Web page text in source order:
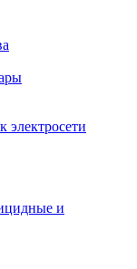
электросети
и